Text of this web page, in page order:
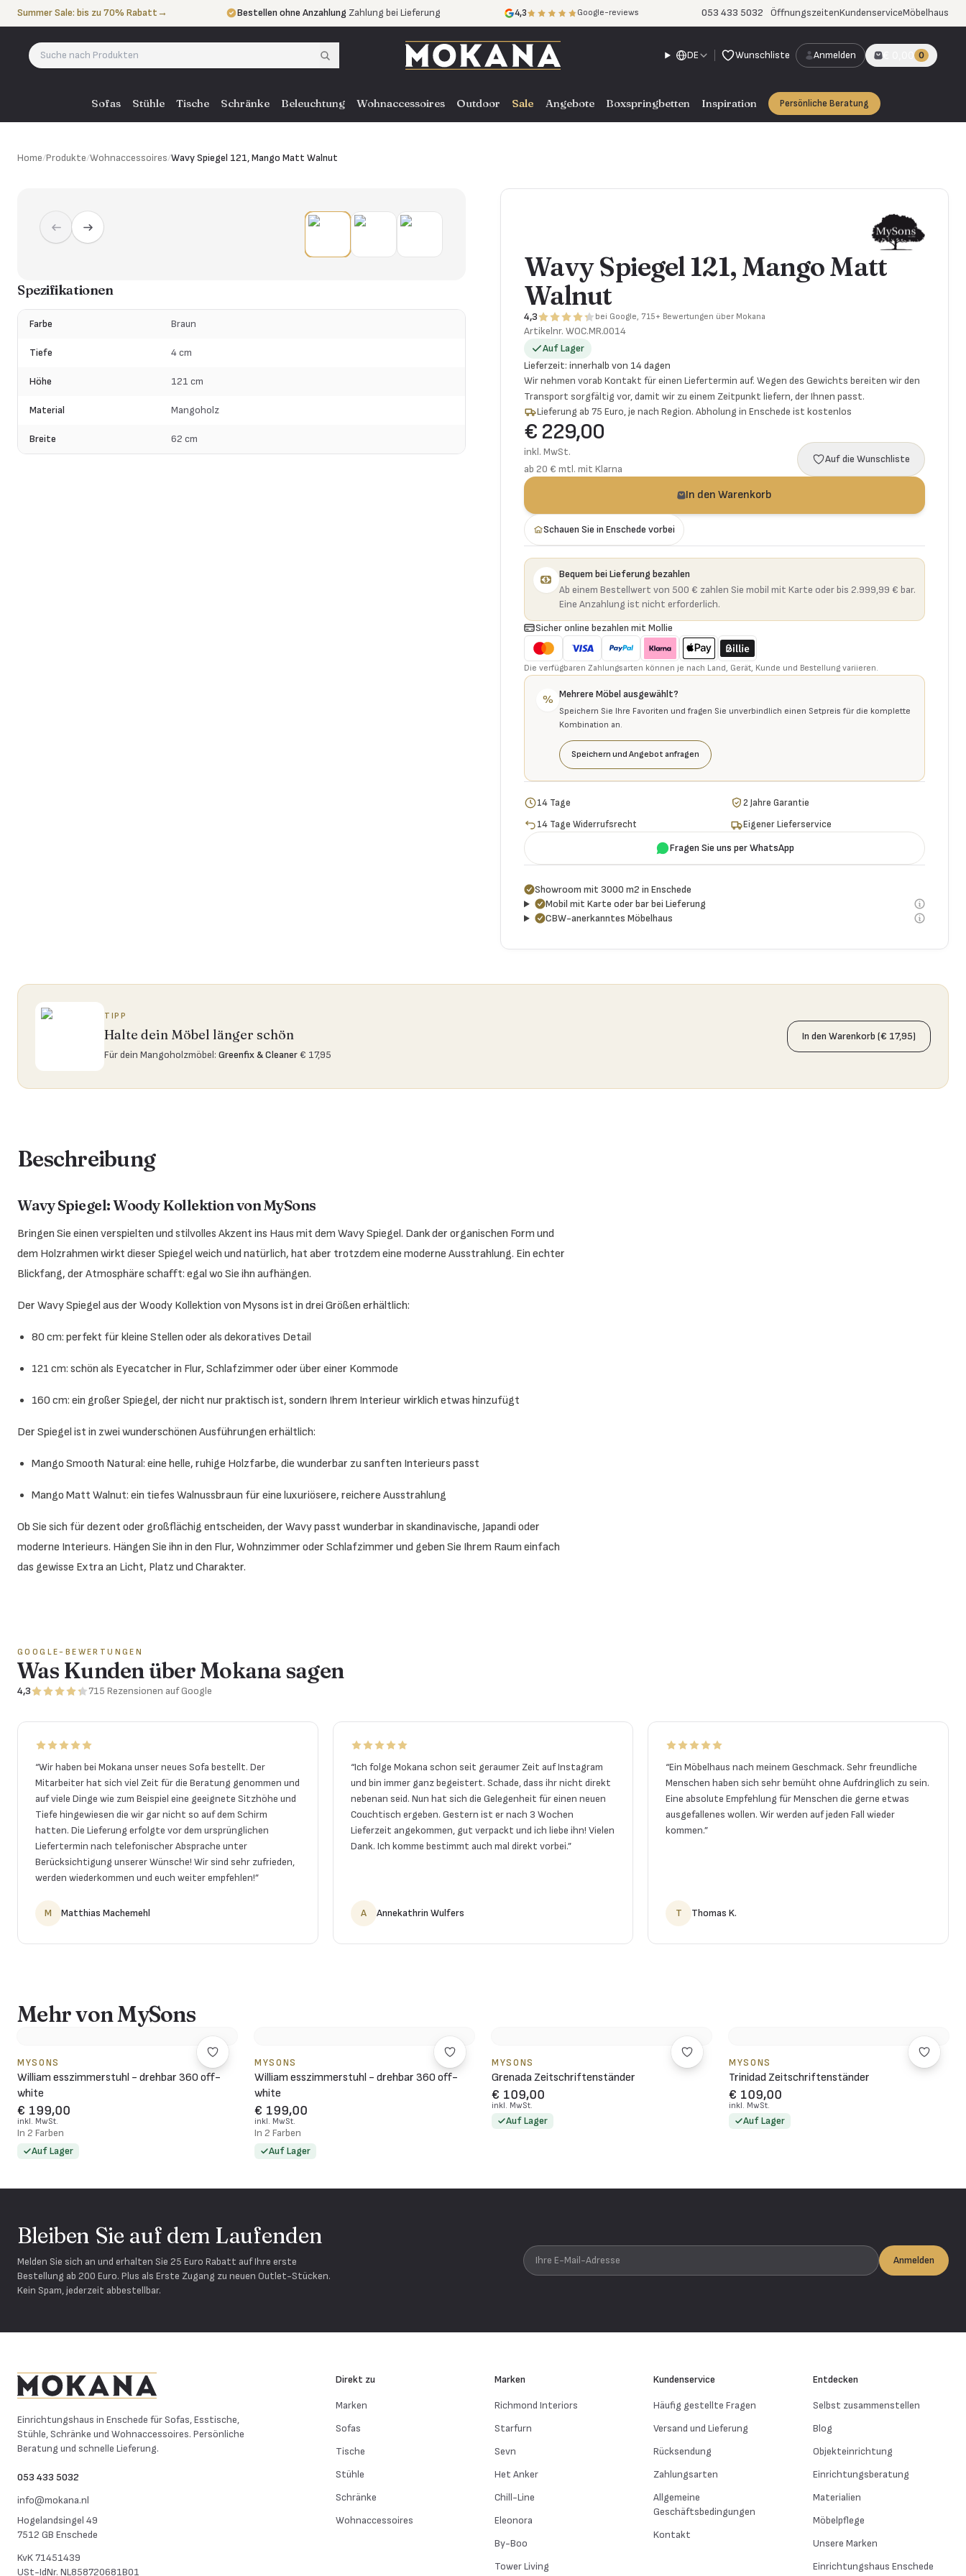
Zum Inhalt springen
Summer Sale: bis zu 70% Rabatt→ Bestellen ohne Anzahlung Zahlung bei Lieferung
in ganz NL, BE und DE
4,3 Google-reviews 053 433 5032 ÖffnungszeitenKundenserviceMöbelhaus
DE Wunschliste Anmelden € 0,00 0
Sofas Stühle Tische Schränke Beleuchtung Wohnaccessoires Outdoor Sale Angebote Boxspringbetten Inspiration Persönliche Beratung
Home/Produkte/Wohnaccessoires/Wavy Spiegel 121, Mango Matt Walnut
Spezifikationen
Farbe Braun
Tiefe 4 cm
Höhe 121 cm
Material Mangoholz
Breite 62 cm
Wavy Spiegel 121, Mango Matt
Walnut
4,3 bei Google, 715+ Bewertungen über Mokana
Artikelnr. WOC.MR.0014
Auf Lager
Lieferzeit: innerhalb von 14 dagen
Wir nehmen vorab Kontakt für einen Liefertermin auf. Wegen des Gewichts bereiten wir den
Transport sorgfältig vor, damit wir zu einem Zeitpunkt liefern, der Ihnen passt.
Lieferung ab 75 Euro, je nach Region. Abholung in Enschede ist kostenlos
€ 229,00
inkl. MwSt.
ab 20 € mtl. mit Klarna
Auf die Wunschliste
In den Warenkorb
Schauen Sie in Enschede vorbei
Bequem bei Lieferung bezahlen
Ab einem Bestellwert von 500 € zahlen Sie mobil mit Karte oder bis 2.999,99 € bar.
Eine Anzahlung ist nicht erforderlich.
Sicher online bezahlen mit Mollie
Die verfügbaren Zahlungsarten können je nach Land, Gerät, Kunde und Bestellung variieren.
% Mehrere Möbel ausgewählt?
Speichern Sie Ihre Favoriten und fragen Sie unverbindlich einen Setpreis für die komplette
Kombination an.
Speichern und Angebot anfragen
14 Tage
2 Jahre Garantie
14 Tage Widerrufsrecht
Eigener Lieferservice
Fragen Sie uns per WhatsApp
Showroom mit 3000 m2 in Enschede
Mobil mit Karte oder bar bei Lieferung
CBW-anerkanntes Möbelhaus
TIPP
Halte dein Möbel länger schön
Für dein Mangoholzmöbel: Greenfix & Cleaner€ 17,95
In den Warenkorb (€ 17,95)
Beschreibung
Wavy Spiegel: Woody Kollektion von MySons
Bringen Sie einen verspielten und stilvolles Akzent ins Haus mit dem Wavy Spiegel. Dank der organischen Form und
dem Holzrahmen wirkt dieser Spiegel weich und natürlich, hat aber trotzdem eine moderne Ausstrahlung. Ein echter
Blickfang, der Atmosphäre schafft: egal wo Sie ihn aufhängen.
Der Wavy Spiegel aus der Woody Kollektion von Mysons ist in drei Größen erhältlich:
80 cm: perfekt für kleine Stellen oder als dekoratives Detail
121 cm: schön als Eyecatcher in Flur, Schlafzimmer oder über einer Kommode
160 cm: ein großer Spiegel, der nicht nur praktisch ist, sondern Ihrem Interieur wirklich etwas hinzufügt
Der Spiegel ist in zwei wunderschönen Ausführungen erhältlich:
Mango Smooth Natural: eine helle, ruhige Holzfarbe, die wunderbar zu sanften Interieurs passt
Mango Matt Walnut: ein tiefes Walnussbraun für eine luxuriösere, reichere Ausstrahlung
Ob Sie sich für dezent oder großflächig entscheiden, der Wavy passt wunderbar in skandinavische, Japandi oder
moderne Interieurs. Hängen Sie ihn in den Flur, Wohnzimmer oder Schlafzimmer und geben Sie Ihrem Raum einfach
das gewisse Extra an Licht, Platz und Charakter.
GOOGLE-BEWERTUNGEN
Was Kunden über Mokana sagen
4,3 715 Rezensionen auf Google
“Wir haben bei Mokana unser neues Sofa bestellt. Der
Mitarbeiter hat sich viel Zeit für die Beratung genommen und
auf viele Dinge wie zum Beispiel eine geeignete Sitzhöhe und
Tiefe hingewiesen die wir gar nicht so auf dem Schirm
hatten. Die Lieferung erfolgte vor dem ursprünglichen
Liefertermin nach telefonischer Absprache unter
Berücksichtigung unserer Wünsche! Wir sind sehr zufrieden,
werden wiederkommen und euch weiter empfehlen!”
M Matthias Machemehl
“Ich folge Mokana schon seit geraumer Zeit auf Instagram
und bin immer ganz begeistert. Schade, dass ihr nicht direkt
nebenan seid. Nun hat sich die Gelegenheit für einen neuen
Couchtisch ergeben. Gestern ist er nach 3 Wochen
Lieferzeit angekommen, gut verpackt und ich liebe ihn! Vielen
Dank. Ich komme bestimmt auch mal direkt vorbei.”
A Annekathrin Wulfers
“Ein Möbelhaus nach meinem Geschmack. Sehr freundliche
Menschen haben sich sehr bemüht ohne Aufdringlich zu sein.
Eine absolute Empfehlung für Menschen die gerne etwas
ausgefallenes wollen. Wir werden auf jeden Fall wieder
kommen.”
T Thomas K.
Mehr von MySons
MYSONS
William esszimmerstuhl - drehbar 360 off-
white
€ 199,00
inkl. MwSt.
In 2 Farben
Auf Lager
MYSONS
William esszimmerstuhl - drehbar 360 off-
white
€ 199,00
inkl. MwSt.
In 2 Farben
Auf Lager
MYSONS
Grenada Zeitschriftenständer
€ 109,00
inkl. MwSt.
Auf Lager
MYSONS
Trinidad Zeitschriftenständer
€ 109,00
inkl. MwSt.
Auf Lager
Bleiben Sie auf dem Laufenden
Melden Sie sich an und erhalten Sie 25 Euro Rabatt auf Ihre erste
Bestellung ab 200 Euro. Plus als Erste Zugang zu neuen Outlet-Stücken.
Kein Spam, jederzeit abbestellbar.
Ihre E-Mail-Adresse
Anmelden
Einrichtungshaus in Enschede für Sofas, Esstische,
Stühle, Schränke und Wohnaccessoires. Persönliche
Beratung und schnelle Lieferung.
053 433 5032
info@mokana.nl
Hogelandsingel 49
7512 GB Enschede
KvK71451439
USt-IdNr. NL858720681B01
Direkt zu
Marken
Sofas
Tische
Stühle
Schränke
Wohnaccessoires
Marken
Richmond Interiors
Starfurn
Sevn
Het Anker
Chill-Line
Eleonora
By-Boo
Tower Living
Kundenservice
Häufig gestellte Fragen
Versand und Lieferung
Rücksendung
Zahlungsarten
Allgemeine
Geschäftsbedingungen
Kontakt
Entdecken
Selbst zusammenstellen
Blog
Objekteinrichtung
Einrichtungsberatung
Materialien
Möbelpflege
Unsere Marken
Einrichtungshaus Enschede